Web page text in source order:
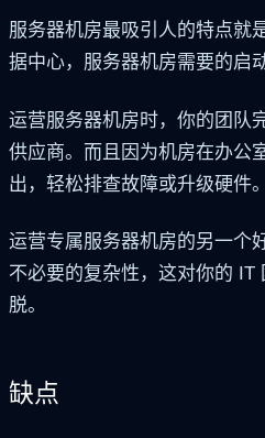
服务器机房最吸引人的特点就
据中心，服务器机房需要的启
运营服务器机房时，你的团队
供应商。而且因为机房在办公
出，轻松排查故障或升级硬件。
运营专属服务器机房的另一个
不必要的复杂性，这对你的 IT
脱。
缺点